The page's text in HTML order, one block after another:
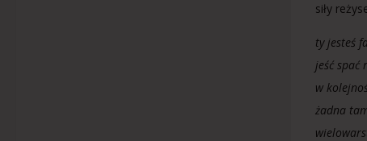
siły
ty jesteś
jeść spać
w
żadna